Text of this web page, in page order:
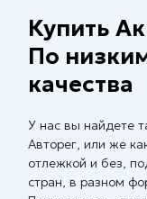
Купить
По
качества
У нас вы найдете
Авторег, или же
отлежкой и без,
стран, в разном